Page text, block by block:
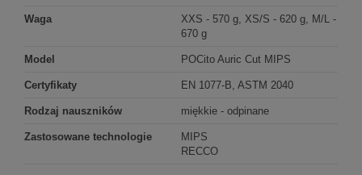
Waga
XXS - 570 g, XS/S - 620 g, M/L -
670 g
Model POCito Auric Cut MIPS
Certyfikaty EN 1077-B, ASTM 2040
Rodzaj nauszników miękkie - odpinane
Zastosowane technologie
MIPS
RECCO